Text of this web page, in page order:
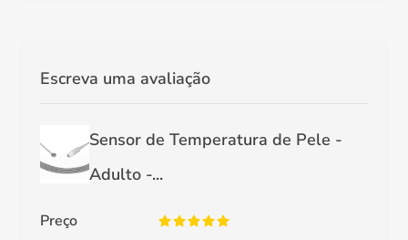
Escreva uma avaliação
Sensor de Temperatura de Pele -
Adulto -...
Preço